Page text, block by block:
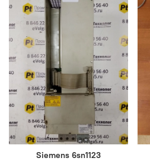
Siemens 6sn1123